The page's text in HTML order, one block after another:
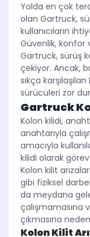
Yolda en çok
olan Gartruck,
kullanıcıların
Güvenlik, konfor
Gartruck, sürüş
çekiyor. Ancak,
sıkça
sürücüleri zor
Gartruck
Kolon kilidi,
anahtarıyla
amacıyla
kilidi olarak
Kolon kilit
gibi fiziksel
da meydana
çalışmamasına
çıkmasına
Kolon Kilit